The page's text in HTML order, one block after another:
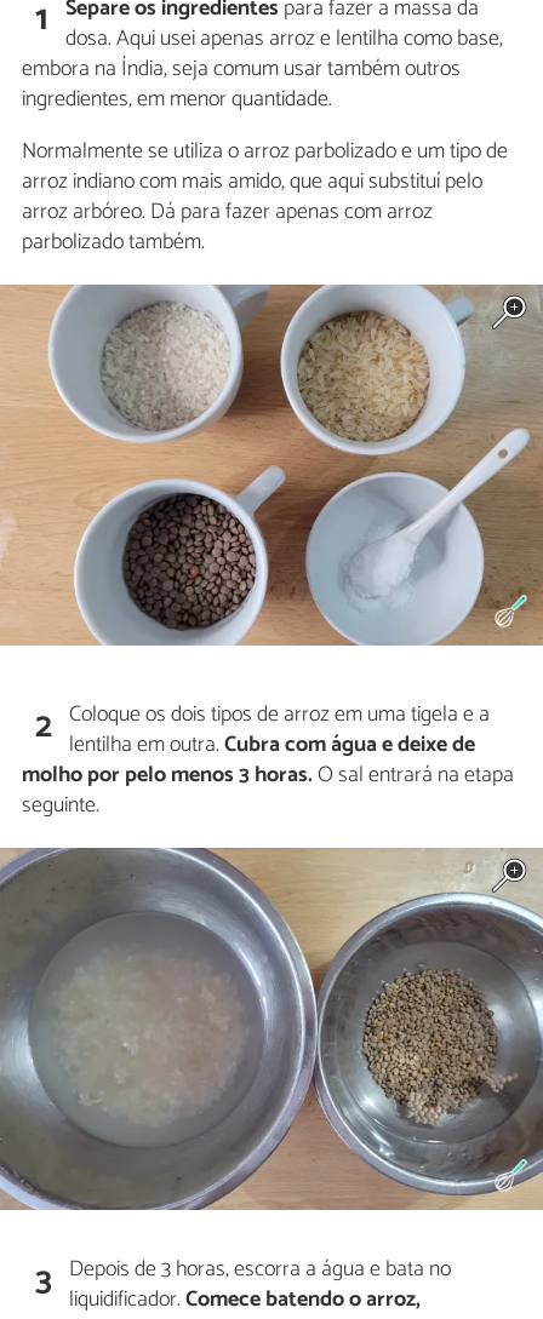
1 Separe os ingredientes para fazer a massa da
dosa. Aqui usei apenas arroz e lentilha como base,
embora na Índia, seja comum usar também outros
ingredientes, em menor quantidade.
Normalmente se utiliza o arroz parbolizado e um tipo de
arroz indiano com mais amido, que aqui substituí pelo
arroz arbóreo. Dá para fazer apenas com arroz
parbolizado também.
2 Coloque os dois tipos de arroz em uma tigela e a
lentilha em outra.Cubra com água e deixe de
molho por pelo menos 3 horas.O sal entrará na etapa
seguinte.
3 Depois de 3 horas, escorra a água e bata no
liquidificador.Comece batendo o arroz,